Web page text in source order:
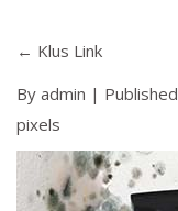
← Klus Link
By admin | Published
pixels